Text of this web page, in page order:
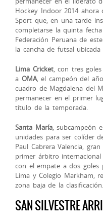
Hockey Indoor 2014
Sport que, en una tarde
completarse la quinta
Federación Peruana de
la cancha de futsal
Lima Cricket, con tres
a OMA, el campeón del
cuadro de Magdalena del
permanecer en el primer
título de la temporada.
Santa María, subcampeón
unidades para ser colíder
Paul Cabrera Valencia,
primer árbitro
con el empate a dos goles
Lima y Colegio Markham,
zona baja de la clasificación.
SAN SILVESTRE